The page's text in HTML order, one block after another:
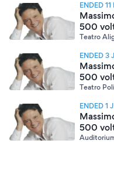
ENDED
500
Teatro
ENDED 3
500
Teatro
ENDED 1
500